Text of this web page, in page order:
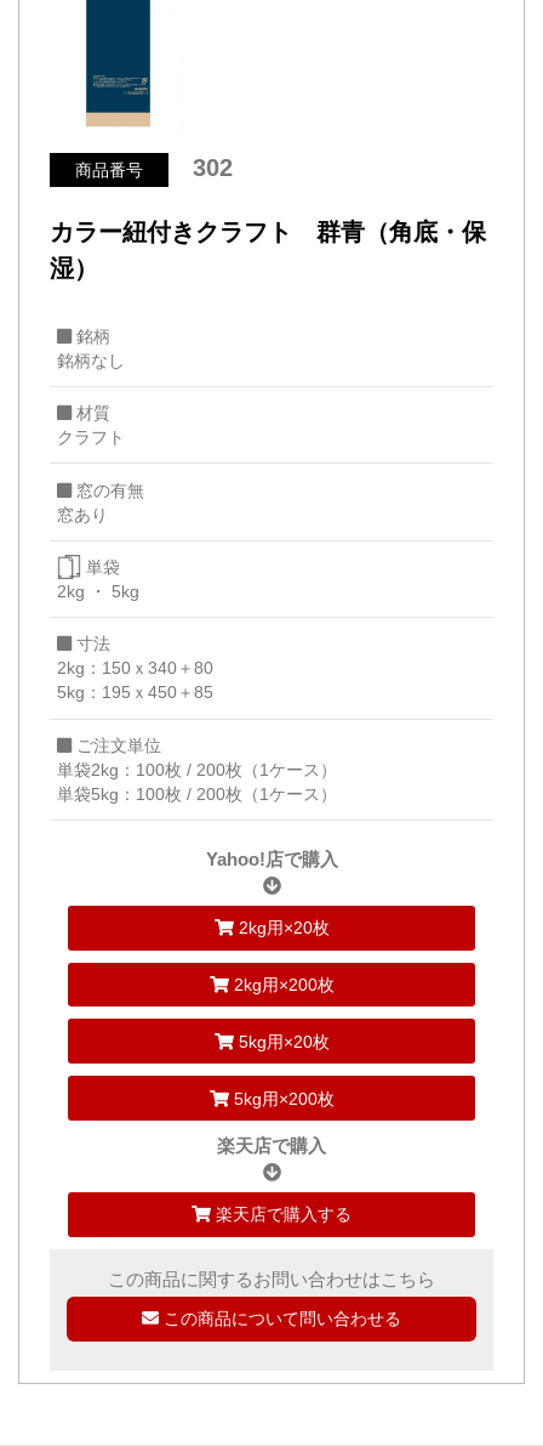
商品番号 302
カラー紐付きクラフト 群青（角底・保
湿）
銘柄
銘柄なし
材質
クラフト
窓の有無
窓あり
単袋
2kg
5kg
寸法
2kg：150ｘ340＋80
5kg：195ｘ450＋85
ご注文単位
単袋2kg：100枚 / 200枚（1ケース）
単袋5kg：100枚 / 200枚（1ケース）
Yahoo!店で購入
2kg用×20枚
2kg用×200枚
5kg用×20枚
5kg用×200枚
楽天店で購入
楽天店で購入する
この商品に関するお問い合わせはこちら
この商品について問い合わせる